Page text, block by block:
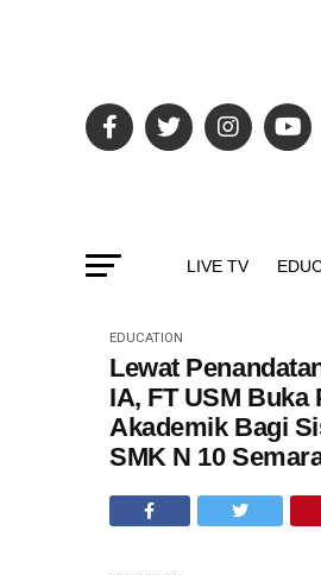
LIVE TV
EDUCATION
Lewat
IA, FT USM Buka
Akademik Bagi
SMK N 10